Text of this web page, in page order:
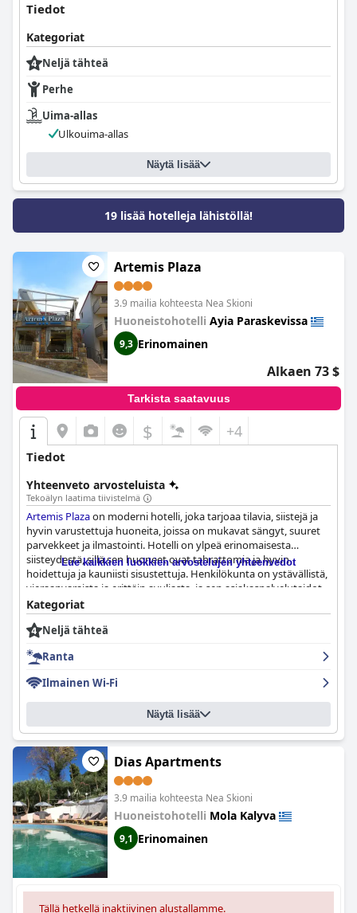
Tiedot
Kategoriat
Neljä tähteä
Perhe
Uima-allas
Ulkouima-allas
Näytä lisää
19 lisää hotelleja lähistöllä!
Artemis Plaza
3.9 mailia kohteesta Nea Skioni
Huoneistohotelli Ayia Paraskevissa
9,3 Erinomainen
Alkaen 73 $
Tarkista saatavuus
$ +4
Tiedot
Yhteenveto arvosteluista
Tekoälyn laatima tiivistelmä
Artemis Plazaon moderni hotelli, joka tarjoaa tilavia, siistejä ja
hyvin varustettuja huoneita, joissa on mukavat sängyt, suuret
parvekkeet ja ilmastointi. Hotelli on ylpeä erinomaisesta
siisteydestä, sillä sen huoneet ovat tahrattomia ja hyvin
hoidettuja ja kauniisti sisustettuja. Henkilökunta on ystävällistä,
vieraanvaraista ja erittäin avuliasta, ja sen asiakaspalvelutaidot
ovat poikkeukselliset. Vaikka wifi-signaali on heikko ja lähes
olematon, hotellin yleinen laatu ja sen mukavuudet tekevät siitä
loistavan valinnan matkustajille, jotka arvostavat puhtautta ja
Lue kaikkien luokkien arvostelujen yhteenvedot
Kategoriat
Neljä tähteä
Ranta
Ilmainen Wi-Fi
Näytä lisää
Dias Apartments
3.9 mailia kohteesta Nea Skioni
Huoneistohotelli Mola Kalyva
9,1 Erinomainen
Tällä hetkellä inaktiivinen alustallamme.